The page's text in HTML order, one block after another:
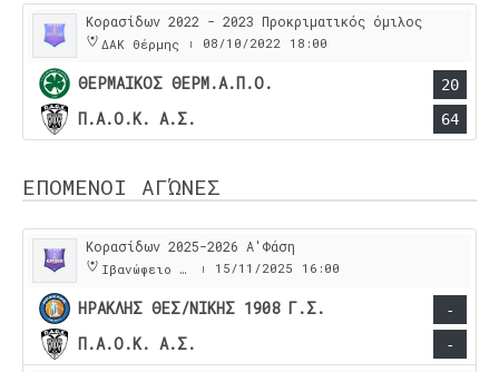
Κορασίδων 2022 - 2023 Προκριματικός όμιλος
ΔΑΚ Θέρμης | 08/10/2022 18:00
ΘΕΡΜΑΙΚΟΣ ΘΕΡΜ.Α.Π.Ο. 20
Π.Α.Ο.Κ. Α.Σ. 64
ΕΠΟΜΕΝΟΙ ΑΓΏΝΕΣ
Κορασίδων 2025-2026 Α'Φάση
Ιβανώφειο Κλειστό Γυμναστήριο | 15/11/2025 16:00
ΗΡΑΚΛΗΣ ΘΕΣ/ΝΙΚΗΣ 1908 Γ.Σ. -
Π.Α.Ο.Κ. Α.Σ. -